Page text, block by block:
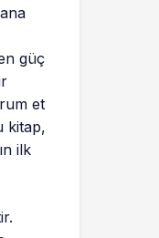
güç
et
kitap,
ilk